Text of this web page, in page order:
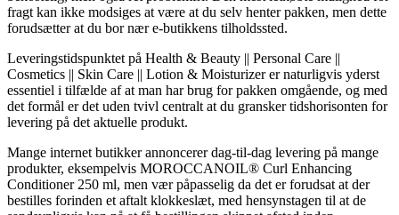
fragt kan ikke modsiges at være at du selv henter pakken, men dette
forudsætter at du bor nær e-butikkens tilholdssted.
Leveringstidspunktet på Health & Beauty || Personal Care ||
Cosmetics || Skin Care || Lotion & Moisturizer er naturligvis yderst
essentiel i tilfælde af at man har brug for pakken omgående, og med
det formål er det uden tvivl centralt at du gransker tidshorisonten for
levering på det aktuelle produkt.
Mange internet butikker annoncerer dag-til-dag levering på mange
produkter, eksempelvis MOROCCANOIL® Curl Enhancing
Conditioner 250 ml, men vær påpasselig da det er forudsat at der
bestilles forinden et aftalt klokkeslæt, med hensynstagen til at de